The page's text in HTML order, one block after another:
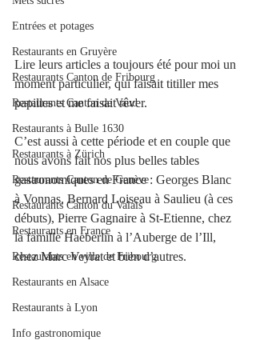
Entrées et potages
Restaurants en Gruyère
Restaurants Canton de Fribourg
Restaurants Canton de Vaud
Restaurants à Bulle 1630
Restaurants à Zürich
Restaurants Canton de Genève
Restaurants Canton du Valais
Restaurants en France
Restaurants en ville de Fribourg
Restaurants en Alsace
Restaurants à Lyon
Info gastronomique
Lire leurs articles a toujours été pour moi un
moment particulier, qui faisait titiller mes
papilles et me faisait rêver.
C’est aussi à cette période et en couple que
nous avons fait nos plus belles tables
gastronomiques en France : Georges Blanc
à Vonnas, Bernard Loiseau à Saulieu (à ces
débuts), Pierre Gagnaire à St-Etienne, chez
la famille Haeberlin à l’Auberge de l’Ill,
chez Marc Veyrat et bien d’autres.